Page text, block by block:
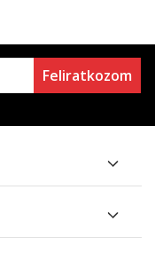
Feliratkozom